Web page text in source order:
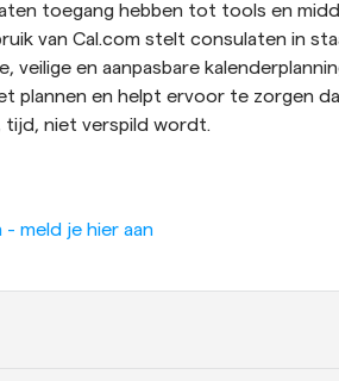
toegang hebben tot tools en
van Cal.com stelt consulaten in
veilige en aanpasbare
plannen en helpt ervoor te zorgen
tijd, niet verspild wordt.
- meld je hier aan